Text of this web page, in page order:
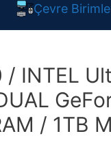
Çevre
/ INTEL
/ 1TB